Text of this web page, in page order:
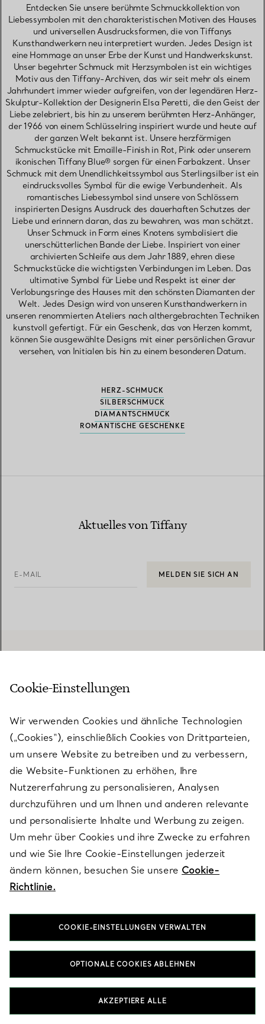
Entdecken Sie unsere berühmte Schmuckkollektion von
Liebessymbolen mit den charakteristischen Motiven des Hauses
und universellen Ausdrucksformen, die von Tiffanys
Kunsthandwerkern neu interpretiert wurden. Jedes Design ist
eine Hommage an unser Erbe der Kunst und Handwerkskunst.
Unser begehrter Schmuck mit Herzsymbolen ist ein wichtiges
Motiv aus den Tiffany-Archiven, das wir seit mehr als einem
Jahrhundert immer wieder aufgreifen, von der legendären Herz-
Skulptur-Kollektion der Designerin Elsa Peretti, die den Geist der
Liebe zelebriert, bis hin zu unserem berühmten Herz-Anhänger,
der 1966 von einem Schlüsselring inspiriert wurde und heute auf
der ganzen Welt bekannt ist. Unsere herzförmigen
Schmuckstücke mit Emaille-Finish in Rot, Pink oder unserem
ikonischen Tiffany Blue® sorgen für einen Farbakzent. Unser
Schmuck mit dem Unendlichkeitssymbol aus Sterlingsilber ist ein
eindrucksvolles Symbol für die ewige Verbundenheit. Als
romantisches Liebessymbol sind unsere von Schlössern
inspirierten Designs Ausdruck des dauerhaften Schutzes der
Liebe und erinnern daran, das zu bewahren, was man schätzt.
Unser Schmuck in Form eines Knotens symbolisiert die
unerschütterlichen Bande der Liebe. Inspiriert von einer
archivierten Schleife aus dem Jahr 1889, ehren diese
Schmuckstücke die wichtigsten Verbindungen im Leben. Das
ultimative Symbol für Liebe und Respekt ist einer der
Verlobungsringe des Hauses mit den schönsten Diamanten der
Welt. Jedes Design wird von unseren Kunsthandwerkern in
unseren renommierten Ateliers nach althergebrachten Techniken
kunstvoll gefertigt. Für ein Geschenk, das von Herzen kommt,
können Sie ausgewählte Designs mit einer persönlichen Gravur
versehen, von Initialen bis hin zu einem besonderen Datum.
HERZ-SCHMUCK
SILBERSCHMUCK
DIAMANTSCHMUCK
ROMANTISCHE GESCHENKE
Aktuelles von Tiffany
E-MAIL MELDEN SIE SICH AN
KUNDENSERVICE
Standort ändern:
Cookie-Einstellungen
Wir verwenden Cookies und ähnliche Technologien
(„Cookies“), einschließlich Cookies von Drittparteien,
um unsere Website zu betreiben und zu verbessern,
die Website-Funktionen zu erhöhen, Ihre
Nutzererfahrung zu personalisieren, Analysen
durchzuführen und um Ihnen und anderen relevante
und personalisierte Inhalte und Werbung zu zeigen.
Um mehr über Cookies und ihre Zwecke zu erfahren
und wie Sie Ihre Cookie-Einstellungen jederzeit
ändern können, besuchen Sie unsere Cookie-
Richtlinie.
COOKIE-EINSTELLUNGEN VERWALTEN
OPTIONALE COOKIES ABLEHNEN
AKZEPTIERE ALLE